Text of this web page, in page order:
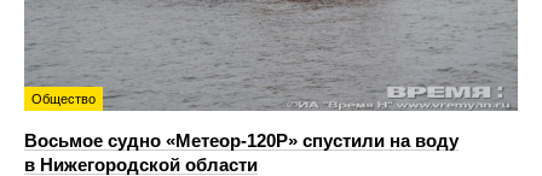
Общество
Восьмое судно «Метеор-120Р» спустили на воду
в Нижегородской области